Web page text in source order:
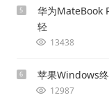
5
华为MateBook
轻
13438
6 苹果Windows
12987